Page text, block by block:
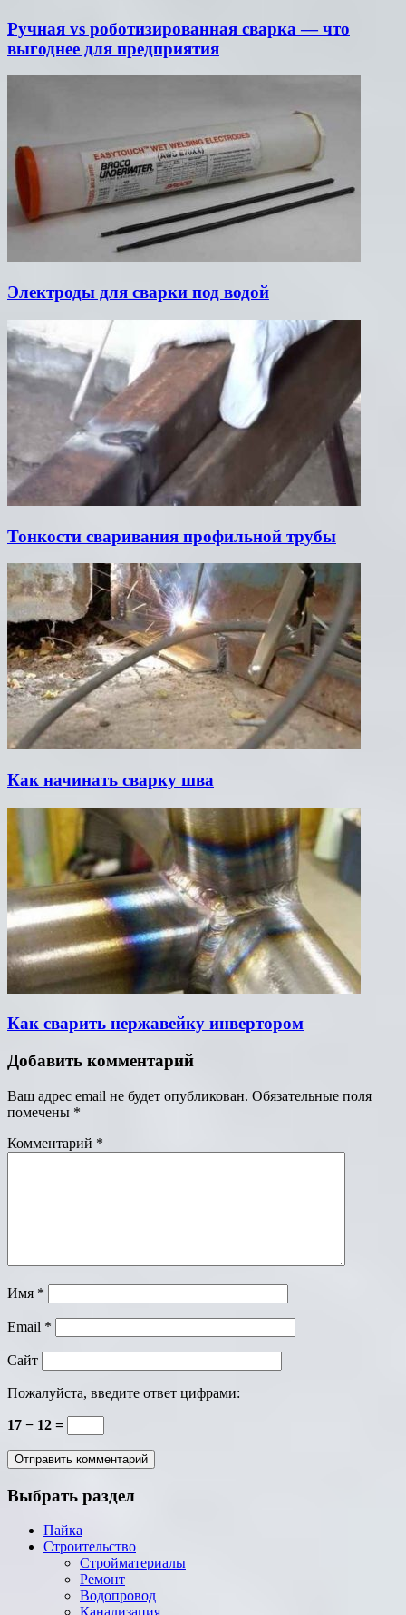
Ручная vs роботизированная сварка — что
выгоднее для предприятия
Электроды для сварки под водой
Тонкости сваривания профильной трубы
Как начинать сварку шва
Как сварить нержавейку инвертором
Добавить комментарий
Ваш адрес email не будет опубликован. Обязательные поля
помечены *
Комментарий *
Имя *
Email *
Сайт
Пожалуйста, введите ответ цифрами:
17 − 12 =
Выбрать раздел
Пайка
Строительство
Стройматериалы
Ремонт
Водопровод